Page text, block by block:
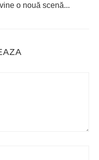
o nouă scenă...